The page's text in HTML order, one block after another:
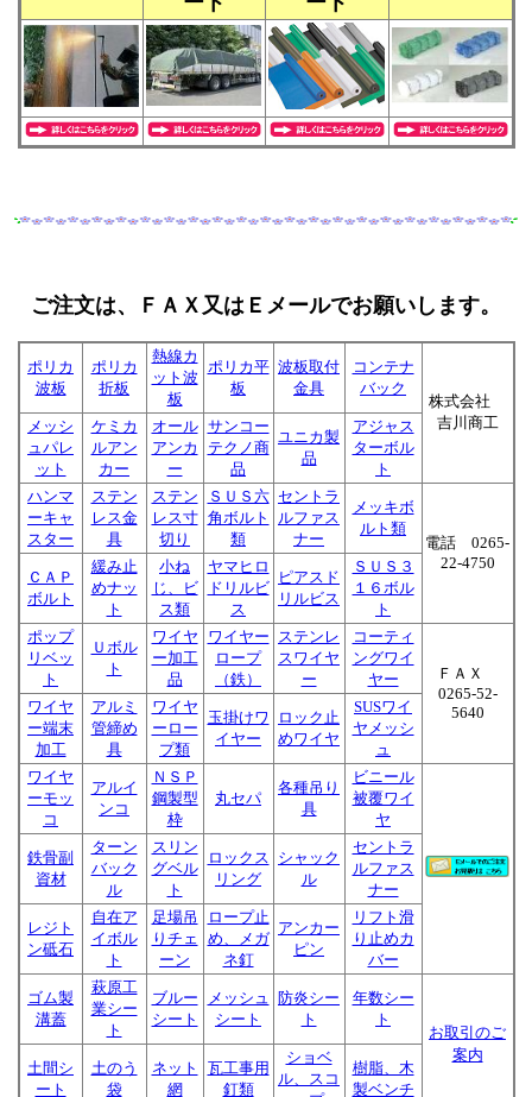
ご注文は、ＦＡＸ又はＥメールでお願いします。
ポリカ
波板
ポリカ
折板
熱線カ
ット波
板
ポリカ平
板
波板取付
金具
コンテナ
バック
株式会社
吉川商工
メッシ
ュパレ
ット
ケミカ
ルアン
カー
オール
アンカ
ー
サンコー
テクノ商
品
ユニカ製
品
アジャス
ターボル
ト
ハンマ
ーキャ
スター
ステン
レス金
具
ステン
レス寸
切り
ＳＵＳ六
角ボルト
類
セントラ
ルファス
ナー
メッキボ
ルト類
電話 0265-
22-4750
ＣＡＰ
ボルト
緩み止
めナッ
ト
小ね
じ、ビ
ス類
ヤマヒロ
ドリルビ
ス
ピアスド
リルビス
ＳＵＳ３
１６ボル
ト
ポップ
リベッ
ト
Ｕボル
ト
ワイヤ
ー加工
品
ワイヤー
ロープ
（鉄）
ステンレ
スワイヤ
ー
コーティ
ングワイ
ヤー
ＦＡＸ
0265-52-
5640
ワイヤ
ー端末
加工
アルミ
管締め
具
ワイヤ
ーロー
プ類
玉掛けワ
イヤー
ロック止
めワイヤ
SUSワイ
ヤメッシ
ュ
ワイヤ
ーモッ
コ
アルイ
ンコ
ＮＳＰ
鋼製型
枠
丸セパ
各種吊り
具
ビニール
被覆ワイ
ヤ
鉄骨副
資材
ターン
バック
ル
スリン
グベル
ト
ロックス
リング
シャック
ル
セントラ
ルファス
ナー
レジト
ン砥石
自在ア
イボル
ト
足場吊
りチェ
ーン
ロープ止
め、メガ
ネ釘
アンカー
ピン
リフト滑
り止めカ
バー
ゴム製
溝蓋
萩原工
業シー
ト
ブルー
シート
メッシュ
シート
防炎シー
ト
年数シー
ト
お取引のご
案内
土間シ
ート
土のう
袋
ネット
網
瓦工事用
釘類
ショベ
ル、スコ
樹脂、木
製ベンチ